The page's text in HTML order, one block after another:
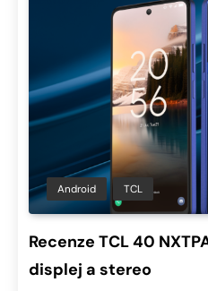
Android TCL
Recenze TCL 40
displej a stereo